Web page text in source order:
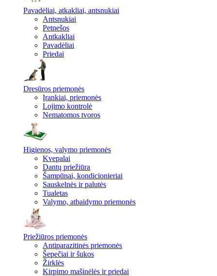
Pavadėliai, atkakliai, antsnukiai
Antsnukiai
Petnešos
Antkakliai
Pavadėliai
Priedai
Dresūros priemonės
Įrankiai, priemonės
Lojimo kontrolė
Nematomos tvoros
Higienos, valymo priemonės
Kvepalai
Dantų priežiūra
Šampūnai, kondicionieriai
Sauskelnės ir palutės
Tualetas
Valymo, atbaidymo priemonės
Priežiūros priemonės
Antiparazitinės priemonės
Šepečiai ir šukos
Žirklės
Kirpimo mašinėlės ir priedai